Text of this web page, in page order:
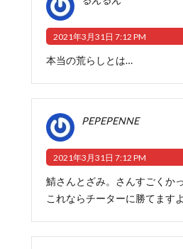
2021年3月31日 7:12 PM
本当の荒らしとは…
PEPEPENNE
2021年3月31日 7:12 PM
鯖さんとざみ。さんすごくか
これならチーターに勝てます